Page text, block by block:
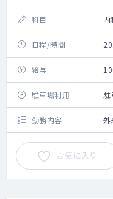
科目 内
日程/時間
給与
駐車場利用 駐
勤務内容 外
お気に入り